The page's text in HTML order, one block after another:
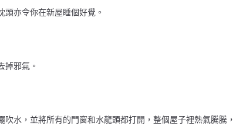
亦令你在新屋睡個好覺。
掉邪氣。
水，並將所有的門窗和水龍頭都打開，整個屋子裡熱氣騰騰，